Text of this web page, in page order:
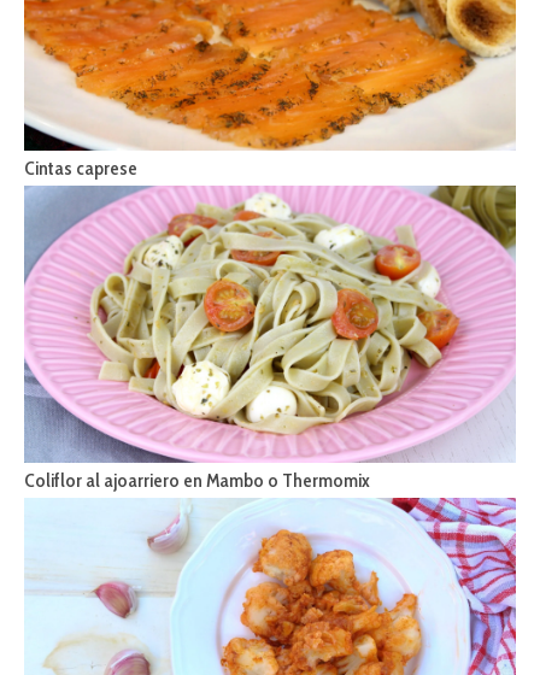
Cintas caprese
Coliflor al ajoarriero en Mambo o Thermomix